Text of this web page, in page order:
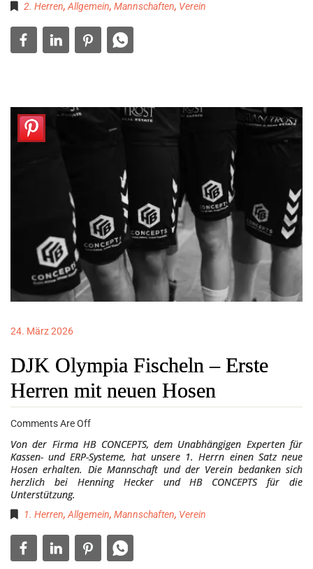
2. Herren,Allgemein, Mannschaften, Verein
24. März 2026
DJK Olympia Fischeln – Erste
Herren mit neuen Hosen
Comments Are Off
Von der Firma HB CONCEPTS, dem Unabhängigen Experten für
Kassen- und ERP-Systeme, hat unsere 1. Herrn einen Satz neue
Hosen erhalten. Die Mannschaft und der Verein bedanken sich
herzlich bei Henning Hecker und HB CONCEPTS für die
Unterstützung.
1. Herren,Allgemein, Mannschaften, Verein